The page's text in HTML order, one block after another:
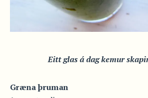
Eitt glas á dag kemur
Græna þruman